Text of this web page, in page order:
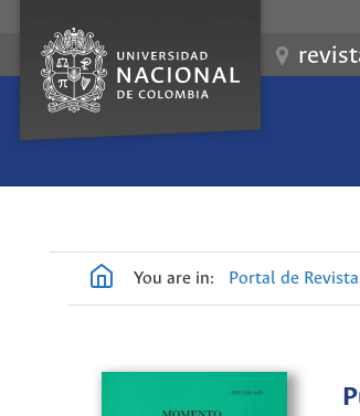
You are in: Portal de